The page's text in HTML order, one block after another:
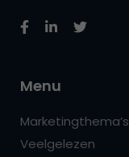
Menu
Marketingthema’s
Veelgelezen